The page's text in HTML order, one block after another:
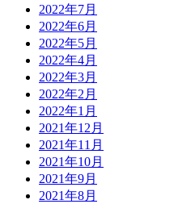
2022年7月
2022年6月
2022年5月
2022年4月
2022年3月
2022年2月
2022年1月
2021年12月
2021年11月
2021年10月
2021年9月
2021年8月